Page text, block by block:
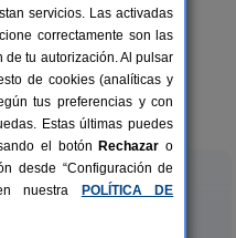
60 pers.
desde23 €
servicios. Las activadas
correctamente son las
de tu autorización. Al pulsar
de cookies (analíticas y
tus preferencias y con
Estas últimas puedes
el botón Rechazar o
desde “Configuración de
nuestra
POLÍTICA DE